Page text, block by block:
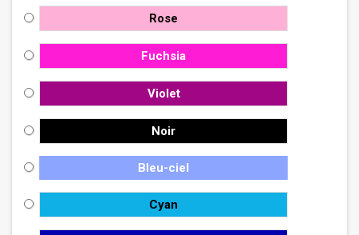
Rose
Fuchsia
Violet
Noir
Bleu-ciel
Cyan